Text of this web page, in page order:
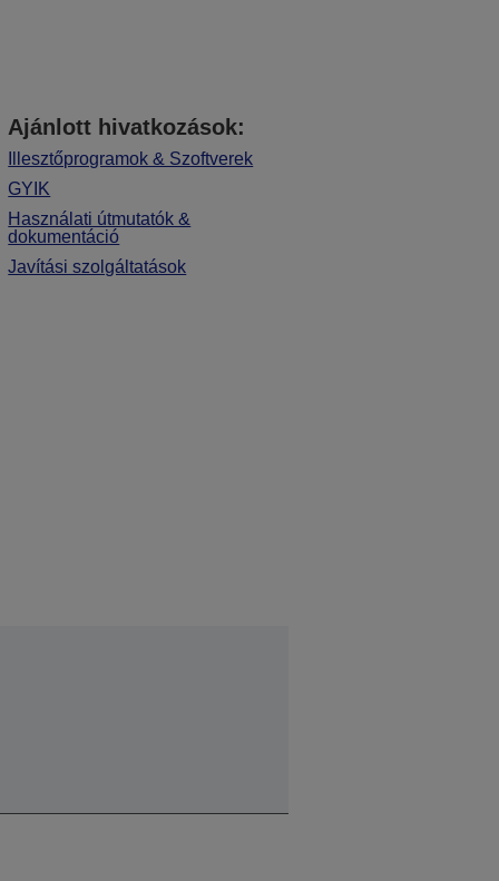
Ajánlott hivatkozások:
Illesztőprogramok & Szoftverek
GYIK
Használati útmutatók &
dokumentáció
Javítási szolgáltatások